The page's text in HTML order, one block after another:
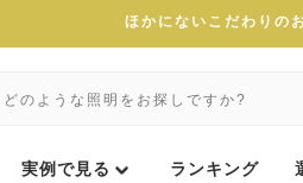
ほかにないこだわりの
実例で見る ランキング